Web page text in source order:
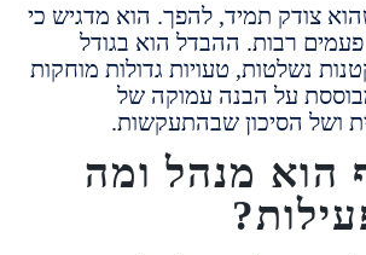
תמיד,להפך.הוא מדגיש כי
ההבדל הוא בגודל
טעויות גדולות מוחקות
הבנה עמוקה של
שבהתעקשות.
מנהל ומה